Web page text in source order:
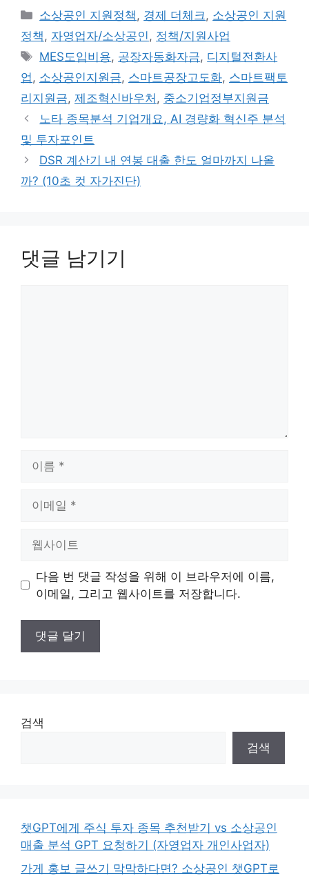
카
테
고
리
소상공인 지원정책 , 경제 더체크 , 소상공인 지원
정책 , 자영업자/소상공인 , 정책/지원사업
태
그
MES도입비용, 공장자동화자금, 디지털전환사
업 , 소상공인지원금, 스마트공장고도화, 스마트팩토
리지원금, 제조혁신바우처 , 중소기업정부지원금
노타 종목분석 기업개요, AI 경량화 혁신주 분석
및 투자포인트
DSR 계산기 내 연봉 대출 한도 얼마까지 나올
까? (10초 컷 자가진단)
댓글 남기기
트
다음 번 댓글 작성을 위해 이 브라우저에 이름,
이메일, 그리고 웹사이트를 저장합니다.
검색
검색
챗GPT에게 주식 투자 종목 추천받기 vs 소상공인
매출 분석 GPT 요청하기 (자영업자 개인사업자)
가게 홍보 글쓰기 막막하다면? 소상공인 챗GPT로